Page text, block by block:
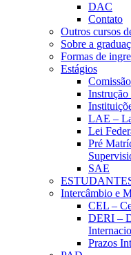
DAC
Contato
Outros cursos
Sobre a
Formas de
Estágios
LAE –
Lei
Pré
SAE
Intercâmbio e
CEL –
DERI –
Prazos